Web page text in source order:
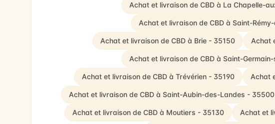
Achat et livraison de CBD à La Chapelle-
Achat et livraison de CBD à Saint-
Achat et livraison de CBD à Brie - 35150 Achat
Achat et livraison de CBD à Saint-
Achat et livraison de CBD à Trévérien - 35190 Achat
Achat et livraison de CBD à Saint-Aubin-des-Landes - 35500
Achat et livraison de CBD à Moutiers - 35130 Achat et